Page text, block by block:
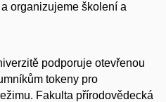
organizujeme školení a
podporuje otevřenou
tokeny pro
Fakulta přírodovědecká